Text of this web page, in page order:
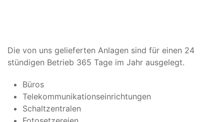
Die von uns gelieferten Anlagen sind für einen 24
stündigen Betrieb 365 Tage im Jahr ausgelegt.
Büros
Telekommunikationseinrichtungen
Schaltzentralen